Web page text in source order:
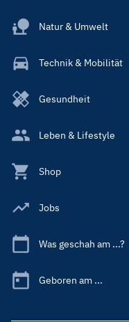
Natur & Umwelt
Technik & Mobilität
Gesundheit
Leben & Lifestyle
Shop
Jobs
Was geschah am ...?
Geboren am ...